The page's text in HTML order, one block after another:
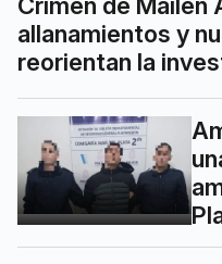
Crimen de Mailén
allanamientos y
reorientan la